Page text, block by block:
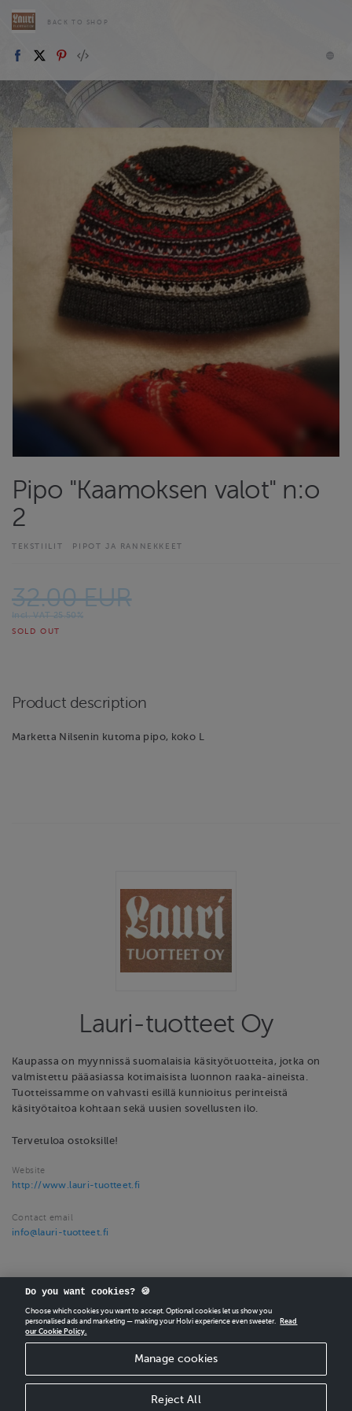
BACK TO SHOP
Pipo "Kaamoksen valot" n:o
2
TEKSTIILIT PIPOT JA RANNEKKEET
32.00 EUR
Incl. VAT 25.50%
SOLD OUT
Product description
Marketta Nilsenin kutoma pipo, koko L
Lauri-tuotteet Oy
Kaupassa on myynnissä suomalaisia käsityötuotteita, jotka on
valmistettu pääasiassa kotimaisista luonnon raaka-aineista.
Tuotteissamme on vahvasti esillä kunnioitus perinteistä
käsityötaitoa kohtaan sekä uusien sovellusten ilo.
Tervetuloa ostoksille!
Website
http://www.lauri-tuotteet.fi
Contact email
info@lauri-tuotteet.fi
CREATEYOUR OWN HOLVI ONLINE STORE IN MINUTES.
Do you want cookies? 🍪
Choose which cookies you want to accept. Optional cookies let us show you
personalised ads and marketing — making your Holvi experience even sweeter.
Read
our Cookie Policy.
Manage cookies
Reject All